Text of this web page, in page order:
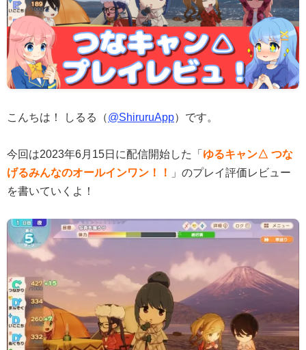
こんちは！ しるる（@ShiruruApp）です。
今回は2023年6月15日に配信開始した「 ゆるキャン△ つな
げるみんなのオールインワン！！
」のプレイ評価レビュー
を書いていくよ！